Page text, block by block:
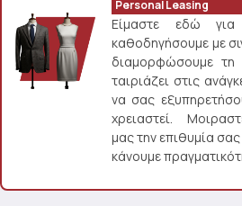
Personal Leasing
Είμαστε εδώ
καθοδηγήσουμε με
διαμορφώσουμε
ταιριάζει στις
να σας
χρειαστεί.
μας την επιθυμία
κάνουμε